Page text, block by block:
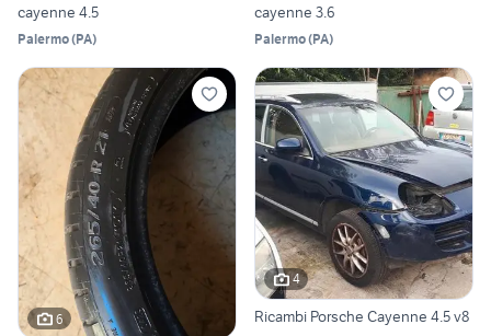
cayenne 4.5
Palermo(PA)
cayenne 3.6
Palermo(PA)
6
4
Ricambi Porsche Cayenne 4.5 v8